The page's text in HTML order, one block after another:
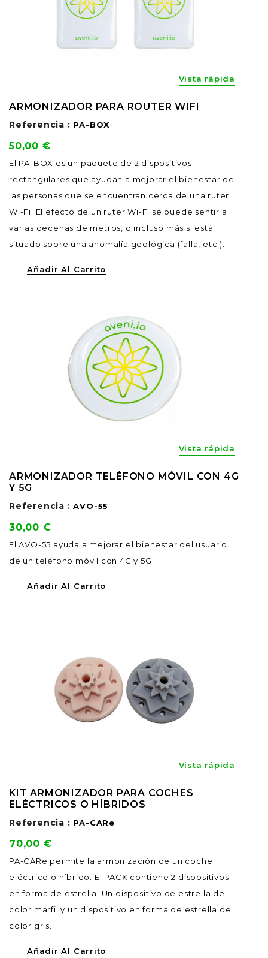
Vista rápida
ARMONIZADOR PARA ROUTER WIFI
Referencia : PA-BOX
Precio
50,00 €
El PA-BOX es un paquete de 2 dispositivos
rectangulares que ayudan a mejorar el bienestar de
las personas que se encuentran cerca de una ruter
Wi-Fi. El efecto de un ruter Wi-Fi se puede sentir a
varias decenas de metros, o incluso más si está
situado sobre una anomalía geológica (falla, etc.).
Añadir Al Carrito
Vista rápida
ARMONIZADOR TELÉFONO MÓVIL CON 4G
Y 5G
Referencia : AVO-55
Precio
30,00 €
El AVO-55 ayuda a mejorar el bienestar del usuario
de un teléfono móvil con 4G y 5G.
Añadir Al Carrito
Vista rápida
KIT ARMONIZADOR PARA COCHES
ELÉCTRICOS O HÍBRIDOS
Referencia : PA-CARe
Precio
70,00 €
PA-CARe permite la armonización de un coche
eléctrico o híbrido. El PACK contiene 2 dispositivos
en forma de estrella. Un dispositivo de estrella de
color marfil y un dispositivo en forma de estrella de
color gris.
Añadir Al Carrito